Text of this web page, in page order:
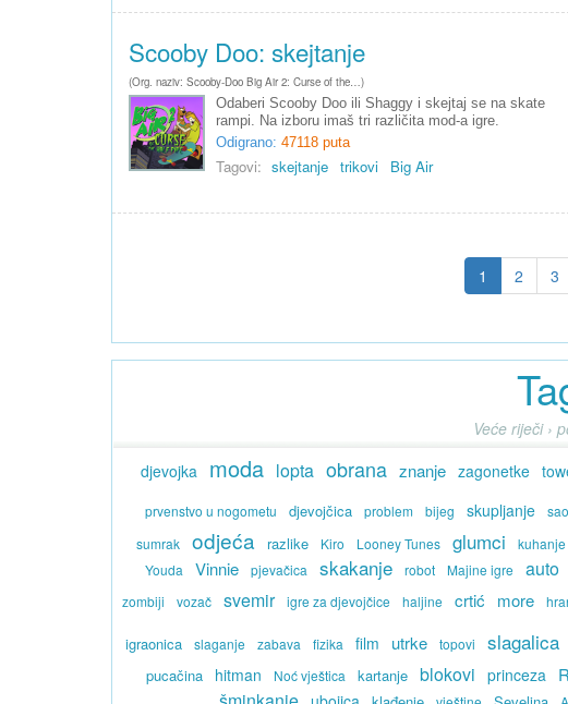
Scooby Doo: skejtanje
(Org. naziv: Scooby-Doo Big Air 2: Curse of the…)
Odaberi Scooby Doo ili Shaggy i skejtaj se na skate
rampi. Na izboru imaš tri različita mod-a igre.
Odigrano: 47118 puta
Tagovi: skejtanje trikovi Big Air
1 2 3
Veće riječi ›
djevojka moda lopta obrana znanje zagonetke
prvenstvo u nogometu djevojčica problem bijeg skupljanje
sumrak odjeća razlike Kiro Looney Tunes glumci kuhanje
Youda
Vinnie pjevačica skakanje robot Majine igre auto
zombiji
vozač svemir igre za djevojčice haljine crtić more
igraonica slaganje zabava fizika film utrke topovi slagalica
pucačina
hitman Noć vještica kartanje blokovi princeza